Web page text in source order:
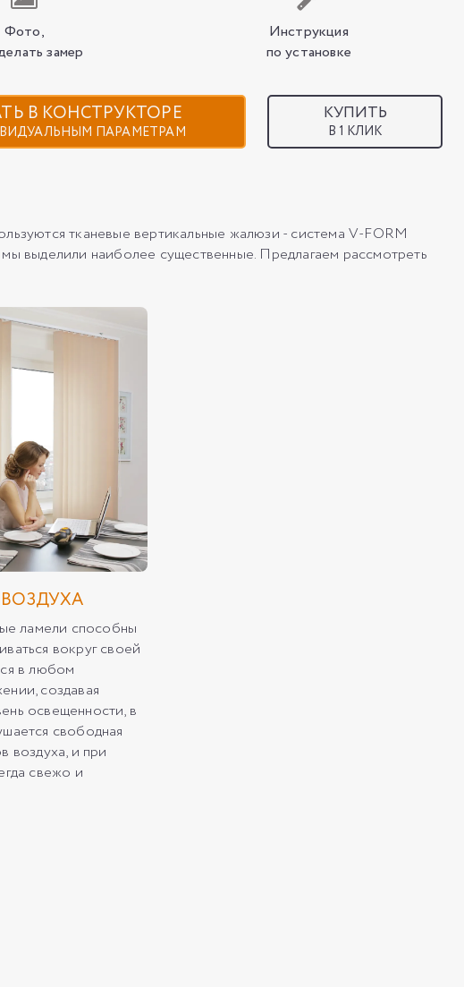
Фото,
замер
Инструкция
по установке
В КОНСТРУКТОРЕ
ПАРАМЕТРАМ
КУПИТЬ
В 1 КЛИК
тканевые вертикальные жалюзи - система V-FORM
выделили наиболее существенные. Предлагаем рассмотреть
ламели способны
вокруг своей
в любом
создавая
освещенности, в
свободная
воздуха, и при
свежо и